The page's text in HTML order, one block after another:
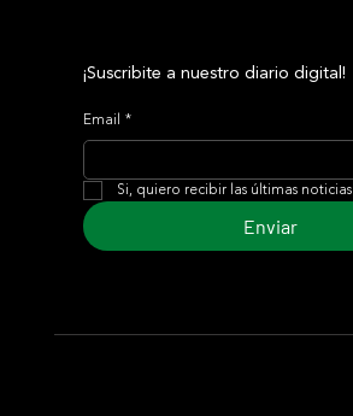
¡Suscribite a nuestro diario digital!
Email *
Si, quiero recibir las últimas noticias
Enviar